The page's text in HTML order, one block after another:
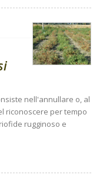
nell'annullare o, al
riconoscere per tempo
rugginoso e